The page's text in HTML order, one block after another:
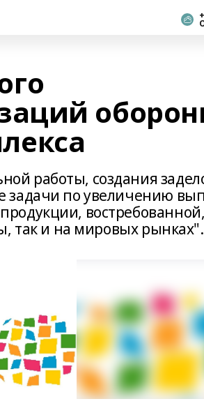
работы, создания
задачи по увеличению
востребованной,
так и на мировых рынках".